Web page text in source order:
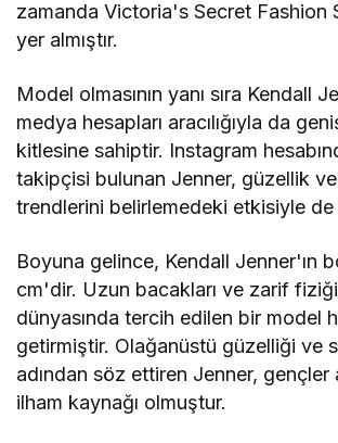
zamanda Victoria's Secret Fashion
yer almıştır.
Model olmasının yanı sıra Kendall
medya hesapları aracılığıyla da
kitlesine sahiptir. Instagram
takipçisi bulunan Jenner, güzellik
trendlerini belirlemedeki etkisiyle de
Boyuna gelince, Kendall Jenner'ın
cm'dir. Uzun bacakları ve zarif
dünyasında tercih edilen bir model
getirmiştir. Olağanüstü güzelliği ve
adından söz ettiren Jenner, gençler
ilham kaynağı olmuştur.